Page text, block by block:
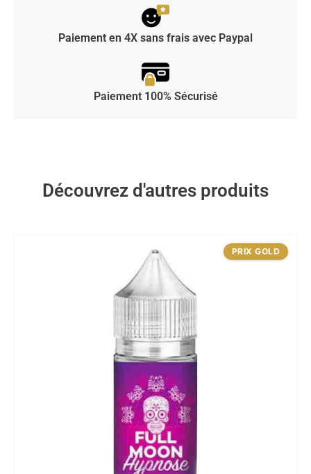
Paiement en 4X sans frais avec Paypal
Paiement 100% Sécurisé
Découvrez d'autres produits
PRIX GOLD